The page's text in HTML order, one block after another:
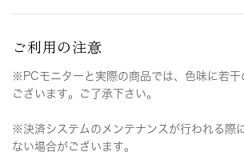
ご利用の注意
※PCモニターと実際の商品では、色味に若干
ございます。ご了承下さい。
※決済システムのメンテナンスが行われる際
ない場合がございます。